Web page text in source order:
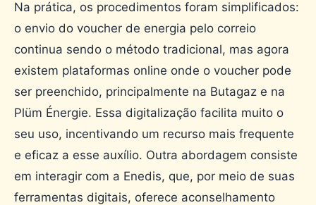
Na prática, os procedimentos foram simplificados:
o envio do voucher de energia pelo correio
continua sendo o método tradicional, mas agora
existem plataformas online onde o voucher pode
ser preenchido, principalmente na Butagaz e na
Plüm Énergie. Essa digitalização facilita muito o
seu uso, incentivando um recurso mais frequente
e eficaz a esse auxílio. Outra abordagem consiste
em interagir com a Enedis, que, por meio de suas
ferramentas digitais, oferece aconselhamento